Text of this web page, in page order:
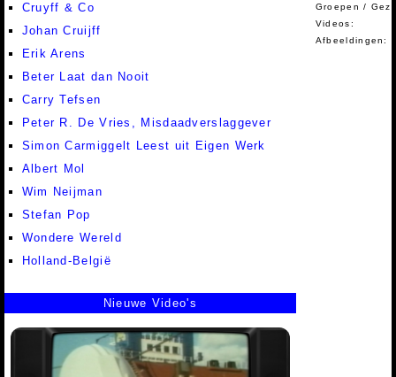
Cruyff & Co
Johan Cruijff
Erik Arens
Beter Laat dan Nooit
Carry Tefsen
Peter R. De Vries, Misdaadverslaggever
Simon Carmiggelt Leest uit Eigen Werk
Albert Mol
Wim Neijman
Stefan Pop
Wondere Wereld
Holland-België
Groepen /
Videos:
Afbeeldingen:
Nieuwe Video's